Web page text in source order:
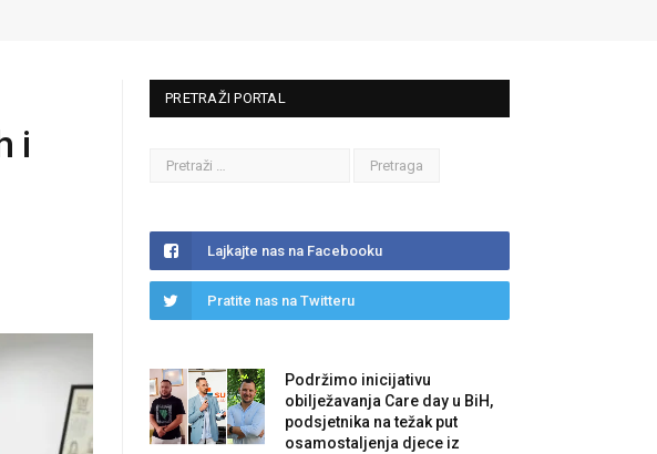
i
PRETRAŽI PORTAL
Lajkajte nas na Facebooku
Pratite nas na Twitteru
Podržimo inicijativu
obilježavanja Care day u BiH,
podsjetnika na težak put
osamostaljenja djece iz